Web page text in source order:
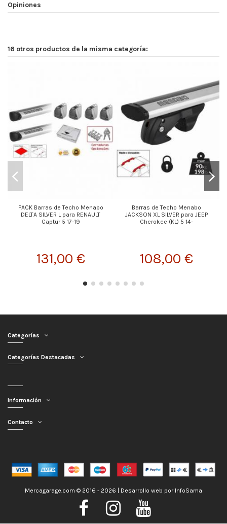
Opiniones
16 otros productos de la misma categoría:
PACK Barras de Techo Menabo
DELTA SILVER L para RENAULT
Captur 5 17-19
131,00 €
Barras de Techo Menabo
JACKSON XL SILVER para JEEP
Cherokee (KL) 5 14-
108,00 €
Categorías
Categorías Destacadas
Información
Contacto
Mercagarage.com © 2016 - 2026 | Desarrollo web por InfoSama